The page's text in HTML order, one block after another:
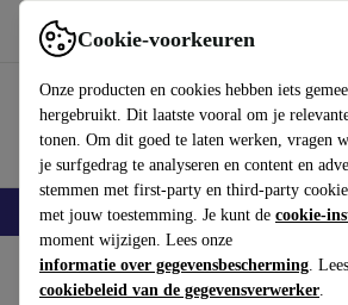
Cookie-voorkeuren
Onze producten en cookies hebben iets
hergebruikt. Dit laatste vooral om je
tonen. Om dit goed te laten werken, vragen
je surfgedrag te analyseren en content en
stemmen met first-party en third-party
met jouw toestemming. Je kunt de cookie-
moment wijzigen. Lees onze
informatie over gegevensbescherming.
cookiebeleid van de gegevensverwerker.
Gebruik refurbed snel en eenvoudig
Smartphones Laptops Tablets
Home Baby & kinderen Kinderwagens & Buggy's